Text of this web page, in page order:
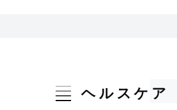
ヘルスケア